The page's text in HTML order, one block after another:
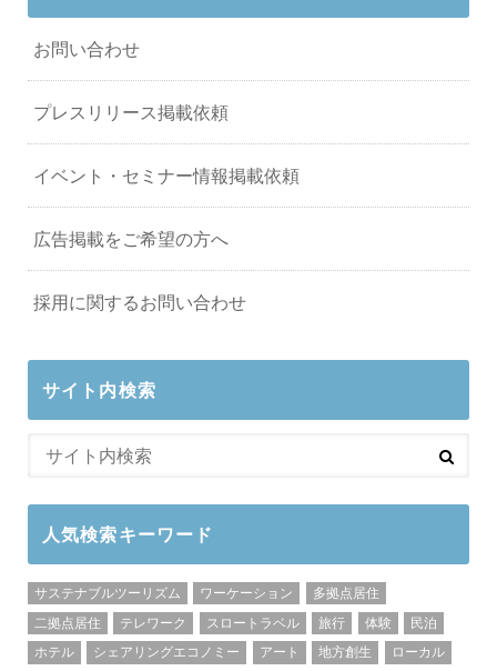
お問い合わせ
プレスリリース掲載依頼
イベント・セミナー情報掲載依頼
広告掲載をご希望の方へ
採用に関するお問い合わせ
サイト内検索
人気検索キーワード
サステナブルツーリズム ワーケーション
多拠点居住
二拠点居住
テレワーク スロートラベル 旅行 体験
民泊
ホテル
シェアリングエコノミー アート 地方創生
ローカル